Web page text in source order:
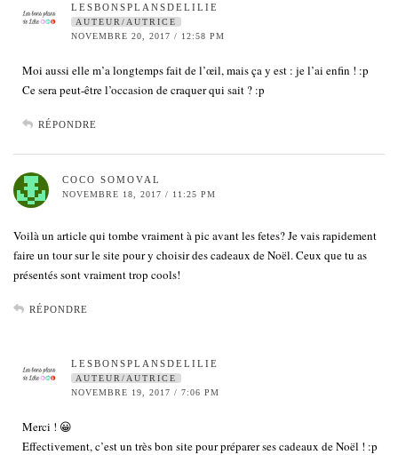
LESBONSPLANSDELILIE
AUTEUR/AUTRICE
NOVEMBRE 20, 2017 / 12:58 PM
Moi aussi elle m’a longtemps fait de l’œil, mais ça y est : je l’ai enfin ! :p
Ce sera peut-être l’occasion de craquer qui sait ? :p
RÉPONDRE
COCO SOMOVAL
NOVEMBRE 18, 2017 / 11:25 PM
Voilà un article qui tombe vraiment à pic avant les fetes? Je vais rapidement
faire un tour sur le site pour y choisir des cadeaux de Noël. Ceux que tu as
présentés sont vraiment trop cools!
RÉPONDRE
LESBONSPLANSDELILIE
AUTEUR/AUTRICE
NOVEMBRE 19, 2017 / 7:06 PM
Merci ! 😀
Effectivement, c’est un très bon site pour préparer ses cadeaux de Noël ! :p